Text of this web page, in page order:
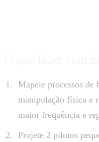
Mapeie processos
manipulação física e
maior frequência e
Projete 2 pilotos